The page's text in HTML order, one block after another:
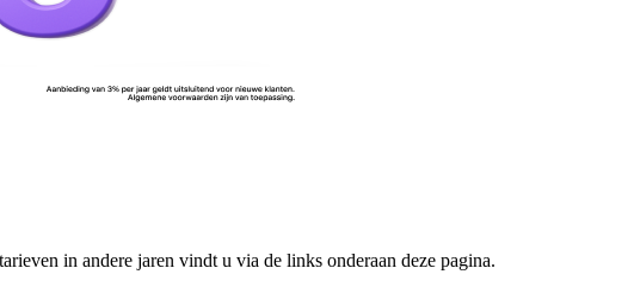
in andere jaren vindt u via de links onderaan deze pagina.